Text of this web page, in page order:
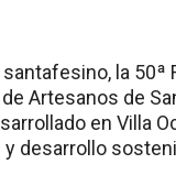
la 50ª
Artesanos de
en Villa
desarrollo